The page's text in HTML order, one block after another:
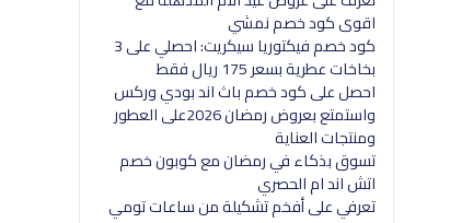
اقوى كود خصم نمشي
كود خصم فيكتوريا سيكريت: احصلي على 3
بخاخات عطرية بسعر 175 ريال فقط
احصل على كود خصم باث اند بودي وركس
واستمتع بعروض رمضان 2026على العطور
ومنتجات العناية
تسوق بذكاء في رمضان مع كوبون خصم
اتش اند ام الحصري
تعرفي على أفخم تشكيلة من ساعات تومي